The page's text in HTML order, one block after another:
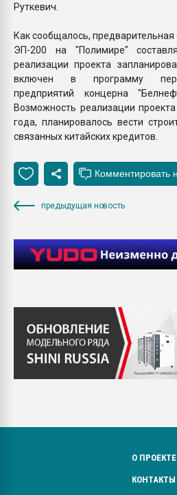
Руткевич.
Как сообщалось, предварительная
ЭП-200 на "Полимире"
реализации проекта
включен в программу
предприятий концерна
Возможность реализации
года, планировалось вести
связанных китайских кредитов.
предыдущая новость
О ПРОЕКТЕ
КОНТАКТЫ